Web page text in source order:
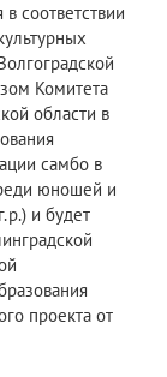
соответствии
Комитета
области в
самбо в
юношей и
и будет
проекта от